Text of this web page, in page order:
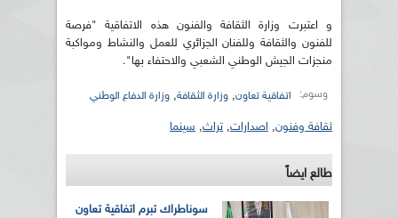
و اعتبرت وزارة الثقافة والفنون هذه الاتفاقية "فرصة
للفنون والثقافة وللفنان الجزائري للعمل والنشاط ومواكبة
منجزات الجيش الوطني الشعبي والاحتفاء بها".
وسوم: اتفاقية تعاون, وزارة الثقافة, وزارة الدفاع الوطني
ثقافة وفنون, اصدارات, تراث, سينما
طالع ايضاً
سوناطراك تبرم اتفاقية تعاون